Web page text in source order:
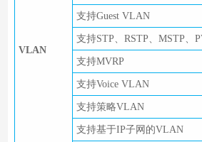
VLAN
支持Guest VLAN
支持STP、RSTP、MSTP、
支持MVRP
支持Voice VLAN
支持策略VLAN
支持基于IP子网的VLAN